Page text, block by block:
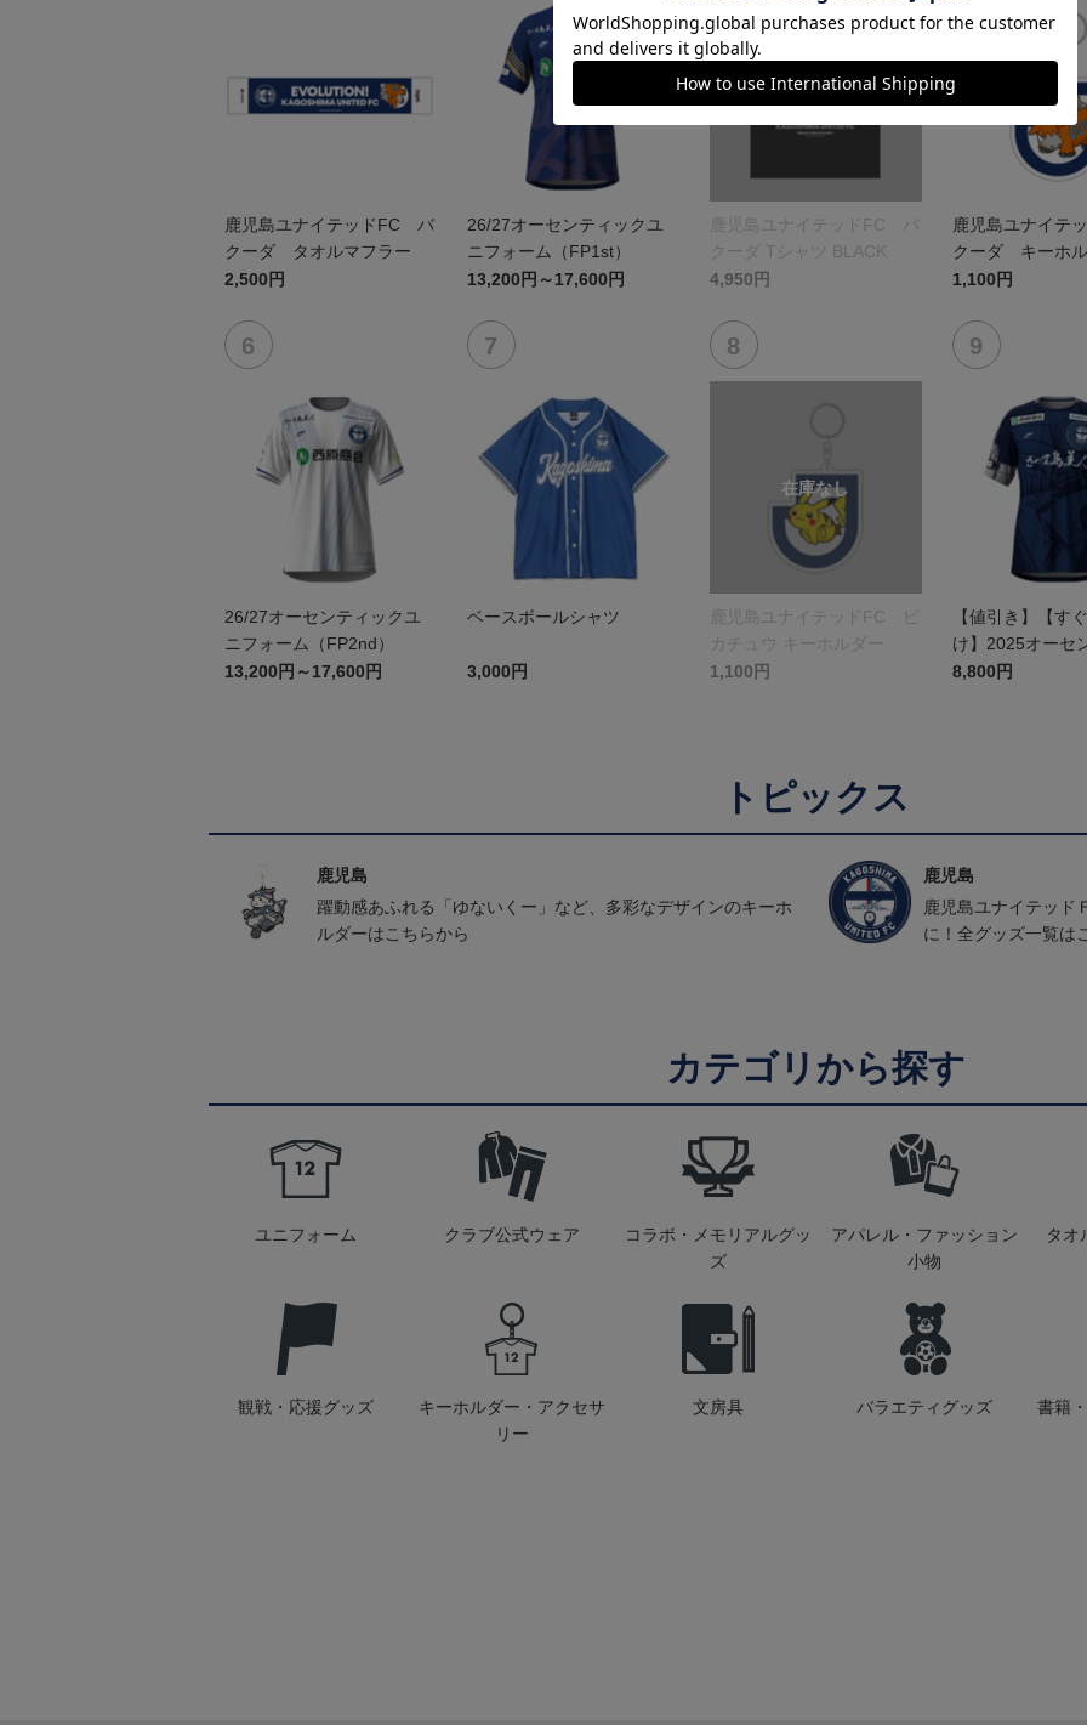
鹿児島ユナイテッドFC バ
クーダ タオルマフラー
2,500円
26/27オーセンティックユ
ニフォーム（FP1st）
13,200円～17,600円
鹿児島ユナイテッドFC バ
クーダ Tシャツ BLACK
4,950円
鹿児島ユナイテ
クーダ キーホ
1,100円
26/27オーセンティックユ
ニフォーム（FP2nd）
13,200円～17,600円
ベースボールシャツ
3,000円
鹿児島ユナイテッドFC ピ
カチュウ キーホルダー
1,100円
【値引き】【す
け】2025オーセ
ユニフォーム
8,800円
トピックス
鹿児島
躍動感あふれる「ゆないくー」など、多彩なデザインのキーホ
ルダーはこちらから
鹿児島
鹿児島ユナイテッド
に！全グッズ一覧は
カテゴリから探す
ユニフォーム クラブ公式ウェア
コラボ・メモリアルグッ
ズ
アパレル・ファッション
小物
タオ
観戦・応援グッズ
キーホルダー・アクセサ
リー
文房具 バラエティグッズ 書籍